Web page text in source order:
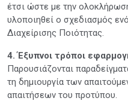
έτσι ώστε με την
υλοποιηθεί ο σχεδιασμός
Διαχείρισης Ποιότητας.
4. Έξυπνοι τρόποι
Παρουσιάζονται
τη δημιουργία των
απαιτήσεων του προτύπου.